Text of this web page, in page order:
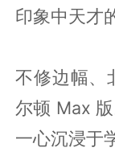
印象中天才
不修边幅、
尔顿 Max
一心沉浸于